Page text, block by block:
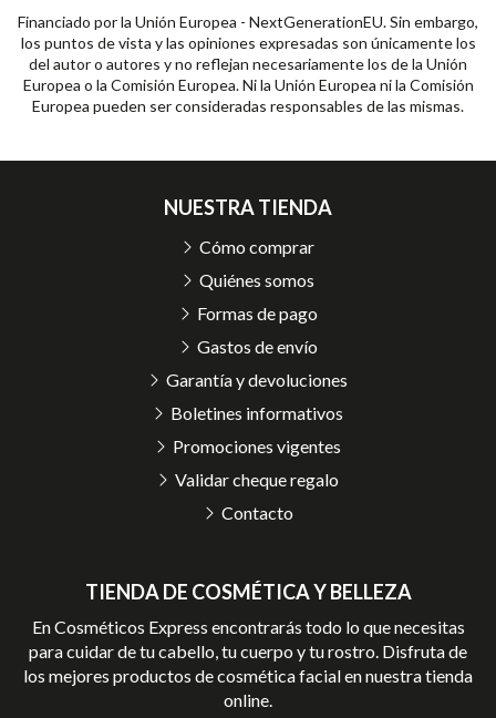
Financiado por la Unión Europea - NextGenerationEU. Sin embargo,
los puntos de vista y las opiniones expresadas son únicamente los
del autor o autores y no reflejan necesariamente los de la Unión
Europea o la Comisión Europea. Ni la Unión Europea ni la Comisión
Europea pueden ser consideradas responsables de las mismas.
TIENDA DE COSMÉTICA Y BELLEZA
En Cosméticos Express encontrarás todo lo que necesitas
para cuidar de tu cabello, tu cuerpo y tu rostro. Disfruta de
los mejores productos de cosmética facial en nuestra tienda
online.
NUESTRA TIENDA
Cómo comprar
Quiénes somos
Formas de pago
Gastos de envío
Garantía y devoluciones
Boletines informativos
Promociones vigentes
Validar cheque regalo
Contacto